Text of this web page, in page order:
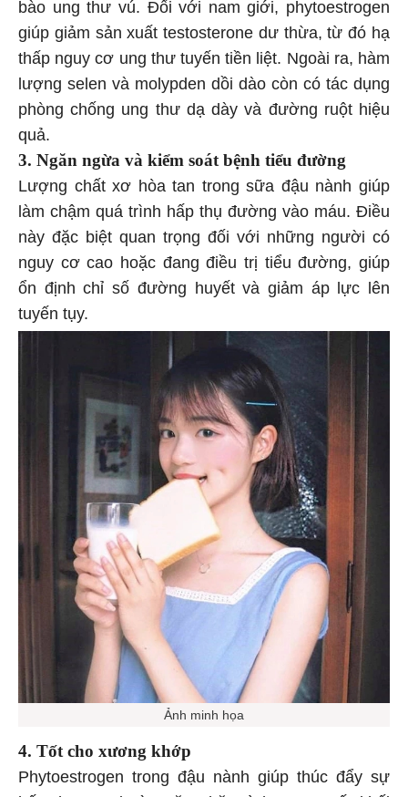
bào ung thư vú. Đối với nam giới, phytoestrogen
giúp giảm sản xuất testosterone dư thừa, từ đó hạ
thấp nguy cơ ung thư tuyến tiền liệt. Ngoài ra, hàm
lượng selen và molypden dồi dào còn có tác dụng
phòng chống ung thư dạ dày và đường ruột hiệu
quả.
3. Ngăn ngừa và kiểm soát bệnh tiểu đường
Lượng chất xơ hòa tan trong sữa đậu nành giúp
làm chậm quá trình hấp thụ đường vào máu. Điều
này đặc biệt quan trọng đối với những người có
nguy cơ cao hoặc đang điều trị tiểu đường, giúp
ổn định chỉ số đường huyết và giảm áp lực lên
tuyến tụy.
Ảnh minh họa
4. Tốt cho xương khớp
Phytoestrogen trong đậu nành giúp thúc đẩy sự